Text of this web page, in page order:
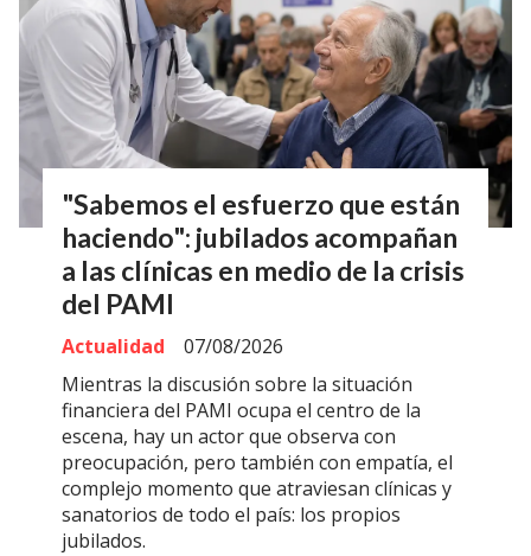
"Sabemos el esfuerzo que están
haciendo": jubilados acompañan
a las clínicas en medio de la crisis
del PAMI
Actualidad
07/08/2026
Mientras la discusión sobre la situación
financiera del PAMI ocupa el centro de la
escena, hay un actor que observa con
preocupación, pero también con empatía, el
complejo momento que atraviesan clínicas y
sanatorios de todo el país: los propios
jubilados.